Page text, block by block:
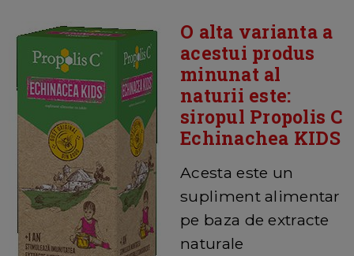
O alta varianta a
acestui produs
minunat al
naturii este:
siropul Propolis C
Echinachea KIDS
Acesta este un
supliment alimentar
pe baza de extracte
naturale